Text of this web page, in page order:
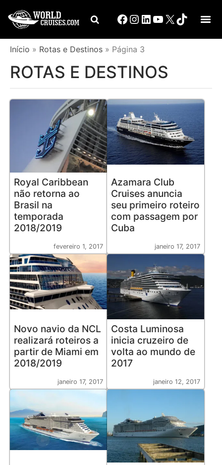
Início » Rotas e Destinos » Página 3
ROTAS E DESTINOS
Royal Caribbean
não retorna ao
Brasil na
temporada
2018/2019
fevereiro 1, 2017
Azamara Club
Cruises anuncia
seu primeiro roteiro
com passagem por
Cuba
janeiro 17, 2017
Novo navio da NCL
realizará roteiros a
partir de Miami em
2018/2019
janeiro 17, 2017
Costa Luminosa
inicia cruzeiro de
volta ao mundo de
2017
janeiro 12, 2017